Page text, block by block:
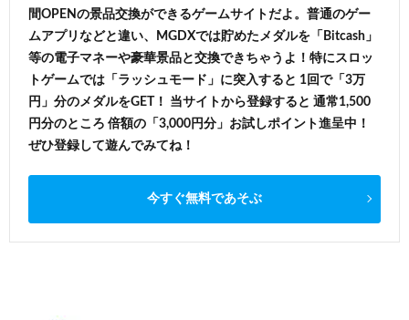
間OPENの景品交換ができるゲームサイトだよ。普通のゲー
ムアプリなどと違い、MGDXでは貯めたメダルを「Bitcash」
等の電子マネーや豪華景品と交換できちゃうよ！特にスロッ
トゲームでは「ラッシュモード」に突入すると 1回で「3万
円」分のメダルをGET！ 当サイトから登録すると 通常1,500
円分のところ 倍額の「3,000円分」お試しポイント進呈中！
ぜひ登録して遊んでみてね！
今すぐ無料であそぶ